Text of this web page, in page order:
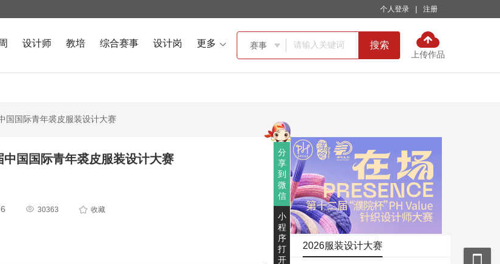
个人登录 注册
设计师 教培 综合赛事 设计岗 更多  赛事  搜索
上传作品
国国际青年裘皮服装设计大赛
分
享
到
微
信
小
程
序
打
开
中国国际青年裘皮服装设计大赛
 30363  收藏
2026服装设计大赛